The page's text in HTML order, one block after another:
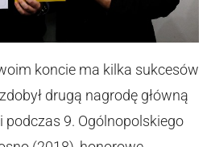
koncie ma kilka sukcesów
drugą nagrodę główną
podczas 9. Ogólnopolskiego